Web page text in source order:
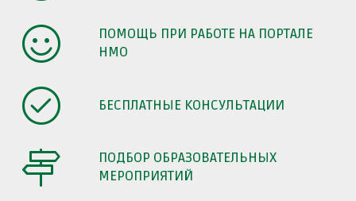
ПОМОЩЬ ПРИ РАБОТЕ НА ПОРТАЛЕ
НМО
БЕСПЛАТНЫЕ КОНСУЛЬТАЦИИ
ПОДБОР ОБРАЗОВАТЕЛЬНЫХ
МЕРОПРИЯТИЙ